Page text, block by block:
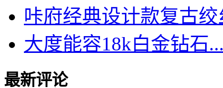
咔府经典设计款复古绞
大度能容18k白金钻石
最新评论